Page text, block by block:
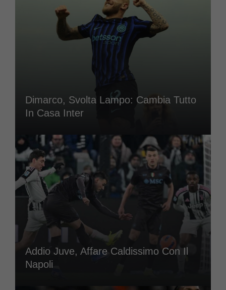
Dimarco, Svolta Lampo: Cambia Tutto
In Casa Inter
Addio Juve, Affare Caldissimo Con Il
Napoli